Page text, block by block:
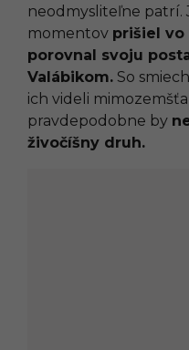
neodmysliteľne patrí.
momentov prišiel vo
porovnal svoju
Valábikom. So
ich videli
pravdepodobne by
živočíšny druh.